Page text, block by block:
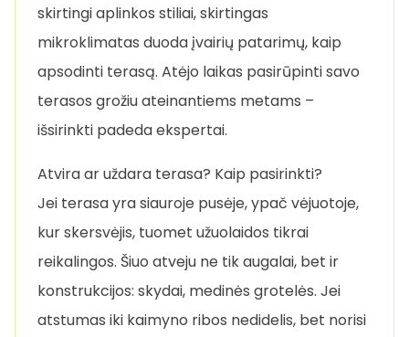
skirtingi aplinkos stiliai, skirtingas
mikroklimatas duoda įvairių patarimų, kaip
apsodinti terasą. Atėjo laikas pasirūpinti savo
terasos grožiu ateinantiems metams –
išsirinkti padeda ekspertai.
Atvira ar uždara terasa? Kaip pasirinkti?
Jei terasa yra siauroje pusėje, ypač vėjuotoje,
kur skersvėjis, tuomet užuolaidos tikrai
reikalingos. Šiuo atveju ne tik augalai, bet ir
konstrukcijos: skydai, medinės grotelės. Jei
atstumas iki kaimyno ribos nedidelis, bet norisi